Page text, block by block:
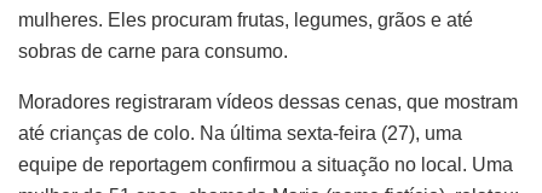
mulheres. Eles procuram frutas, legumes, grãos e até
sobras de carne para consumo.
Moradores registraram vídeos dessas cenas, que mostram
até crianças de colo. Na última sexta-feira (27), uma
equipe de reportagem confirmou a situação no local. Uma